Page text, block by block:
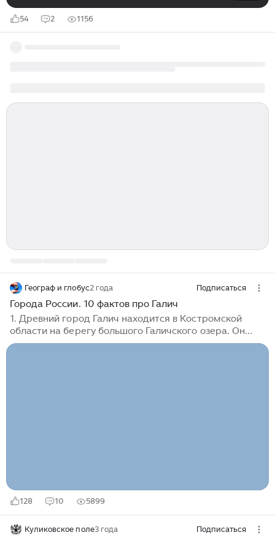
54 2 1156
Географ и глобус2 года Подписаться
Города России. 10 фактов про Галич
1. Древний город Галич находится в Костромской
области на берегу большого Галичского озера. Он
был основан с началом татаро-монгольского ига и
128 10 5899
Куликовское поле3 года Подписаться